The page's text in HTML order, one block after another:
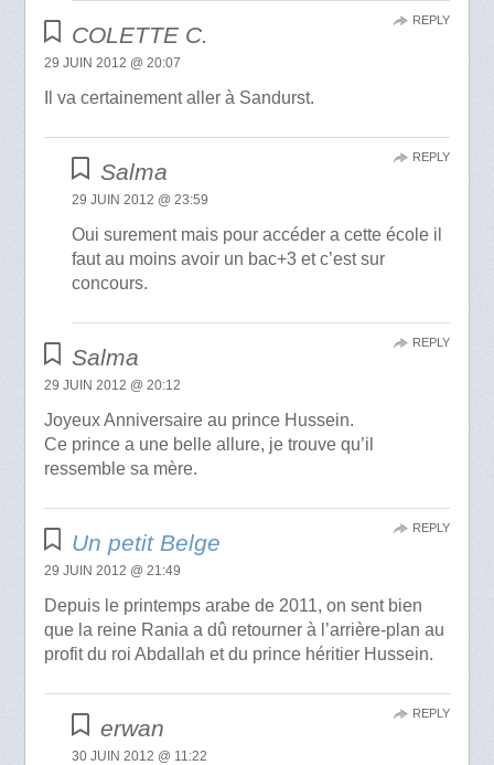
COLETTE C.
29 JUIN 2012 @ 20:07
Il va certainement aller à Sandurst.
REPLY
Salma
29 JUIN 2012 @ 23:59
Oui surement mais pour accéder a cette école il
faut au moins avoir un bac+3 et c’est sur
concours.
REPLY
Salma
29 JUIN 2012 @ 20:12
Joyeux Anniversaire au prince Hussein.
Ce prince a une belle allure, je trouve qu’il
ressemble sa mère.
REPLY
Un petit Belge
29 JUIN 2012 @ 21:49
Depuis le printemps arabe de 2011, on sent bien
que la reine Rania a dû retourner à l’arrière-plan au
profit du roi Abdallah et du prince héritier Hussein.
REPLY
erwan
30 JUIN 2012 @ 11:22
REPLY